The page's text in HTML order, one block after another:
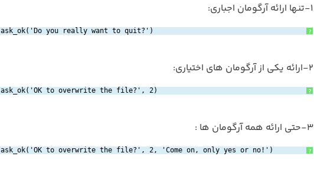
1-تنها ارائه آرگومان اجباری:
?
ask_ok('Do you really want to quit?')
2-ارائه یکی از آرگومان های اختیاری:
?
ask_ok('OK to overwrite the file?', 2)
3-حتی ارائه همه آرگومان ها :
?
ask_ok('OK to overwrite the file?', 2, 'Come on, only yes or no!')